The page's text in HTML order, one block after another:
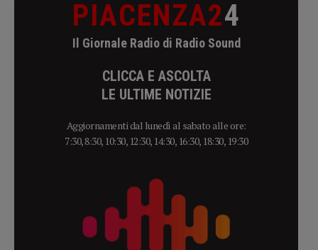
PIACENZA24
Il Giornale Radio di Radio Sound
CLICCA E ASCOLTA
LE ULTIME NOTIZIE
Aggiornamenti dal lunedì al sabato alle ore:
7:30, 8:30, 10:30, 12:30, 14:30, 16:30, 18:30, 19:30